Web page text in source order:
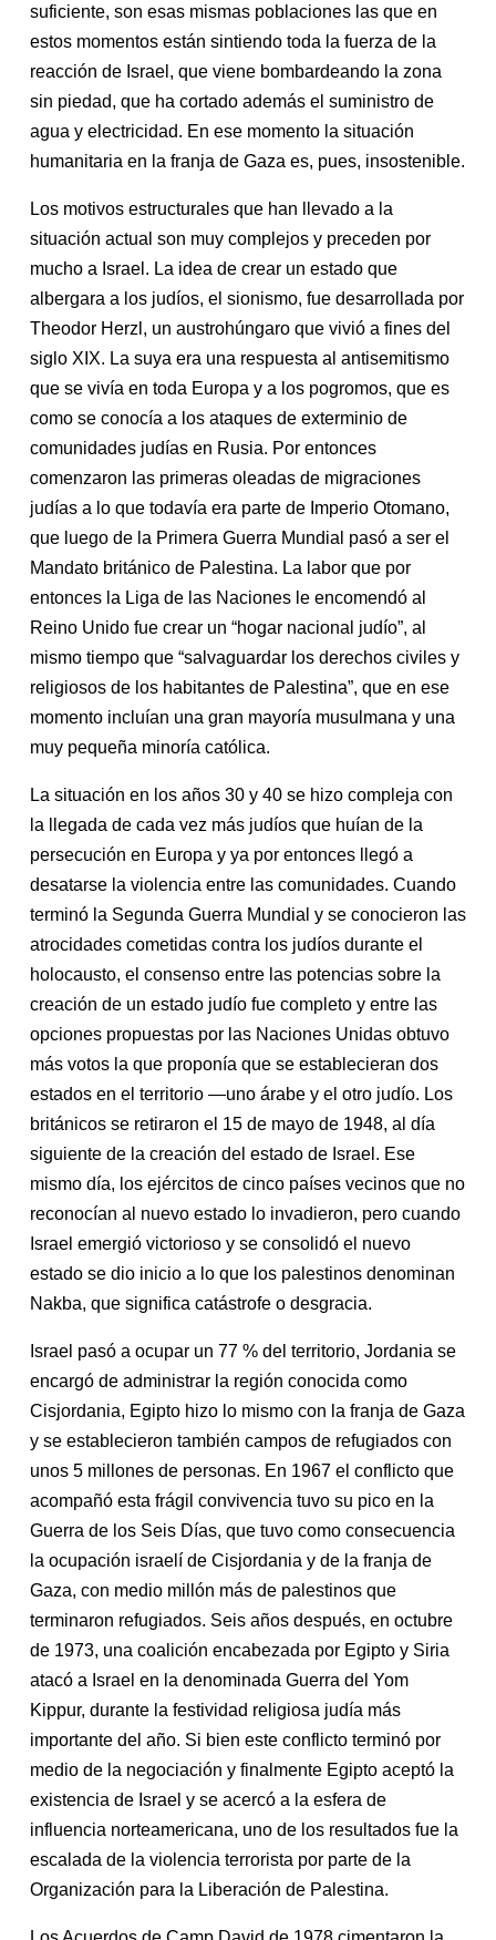
suficiente, son esas mismas poblaciones las que en
estos momentos están sintiendo toda la fuerza de la
reacción de Israel, que viene bombardeando la zona
sin piedad, que ha cortado además el suministro de
agua y electricidad. En ese momento la situación
humanitaria en la franja de Gaza es, pues, insostenible.
Los motivos estructurales que han llevado a la
situación actual son muy complejos y preceden por
mucho a Israel. La idea de crear un estado que
albergara a los judíos, el sionismo, fue desarrollada por
Theodor Herzl, un austrohúngaro que vivió a fines del
siglo XIX. La suya era una respuesta al antisemitismo
que se vivía en toda Europa y a los pogromos, que es
como se conocía a los ataques de exterminio de
comunidades judías en Rusia. Por entonces
comenzaron las primeras oleadas de migraciones
judías a lo que todavía era parte de Imperio Otomano,
que luego de la Primera Guerra Mundial pasó a ser el
Mandato británico de Palestina. La labor que por
entonces la Liga de las Naciones le encomendó al
Reino Unido fue crear un “hogar nacional judío”, al
mismo tiempo que “salvaguardar los derechos civiles y
religiosos de los habitantes de Palestina”, que en ese
momento incluían una gran mayoría musulmana y una
muy pequeña minoría católica.
La situación en los años 30 y 40 se hizo compleja con
la llegada de cada vez más judíos que huían de la
persecución en Europa y ya por entonces llegó a
desatarse la violencia entre las comunidades. Cuando
terminó la Segunda Guerra Mundial y se conocieron las
atrocidades cometidas contra los judíos durante el
holocausto, el consenso entre las potencias sobre la
creación de un estado judío fue completo y entre las
opciones propuestas por las Naciones Unidas obtuvo
más votos la que proponía que se establecieran dos
estados en el territorio —uno árabe y el otro judío. Los
británicos se retiraron el 15 de mayo de 1948, al día
siguiente de la creación del estado de Israel. Ese
mismo día, los ejércitos de cinco países vecinos que no
reconocían al nuevo estado lo invadieron, pero cuando
Israel emergió victorioso y se consolidó el nuevo
estado se dio inicio a lo que los palestinos denominan
Nakba, que significa catástrofe o desgracia.
Israel pasó a ocupar un 77 % del territorio, Jordania se
encargó de administrar la región conocida como
Cisjordania, Egipto hizo lo mismo con la franja de Gaza
y se establecieron también campos de refugiados con
unos 5 millones de personas. En 1967 el conflicto que
acompañó esta frágil convivencia tuvo su pico en la
Guerra de los Seis Días, que tuvo como consecuencia
la ocupación israelí de Cisjordania y de la franja de
Gaza, con medio millón más de palestinos que
terminaron refugiados. Seis años después, en octubre
de 1973, una coalición encabezada por Egipto y Siria
atacó a Israel en la denominada Guerra del Yom
Kippur, durante la festividad religiosa judía más
importante del año. Si bien este conflicto terminó por
medio de la negociación y finalmente Egipto aceptó la
existencia de Israel y se acercó a la esfera de
influencia norteamericana, uno de los resultados fue la
escalada de la violencia terrorista por parte de la
Organización para la Liberación de Palestina.